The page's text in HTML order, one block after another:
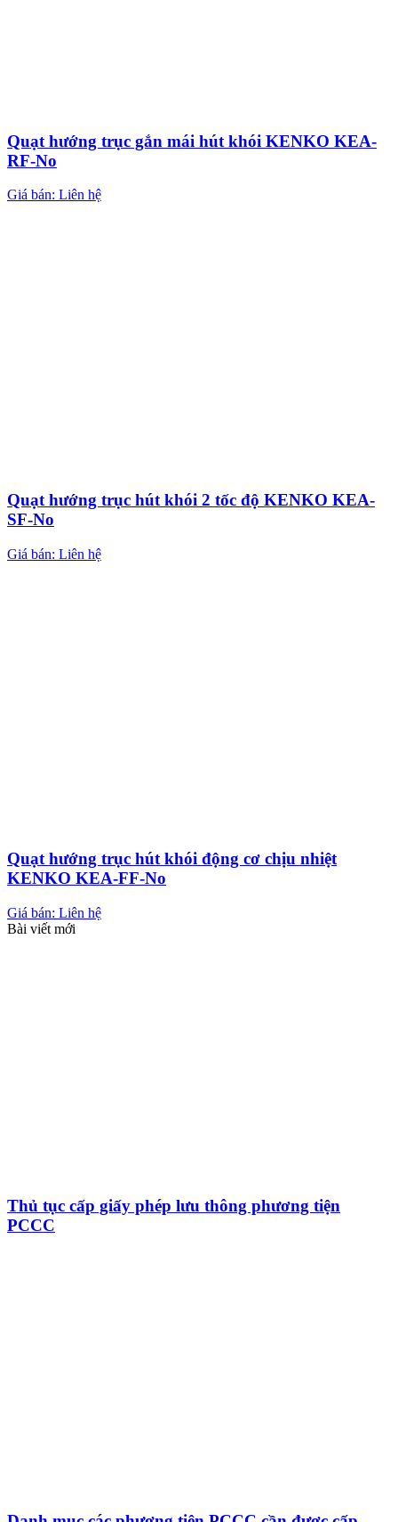
Quạt hướng trục gắn mái hút khói KENKO KEA-
RF-No
Giá bán: Liên hệ
Quạt hướng trục hút khói 2 tốc độ KENKO KEA-
SF-No
Giá bán: Liên hệ
Quạt hướng trục hút khói động cơ chịu nhiệt
KENKO KEA-FF-No
Giá bán: Liên hệ
Bài viết mới
Thủ tục cấp giấy phép lưu thông phương tiện
PCCC